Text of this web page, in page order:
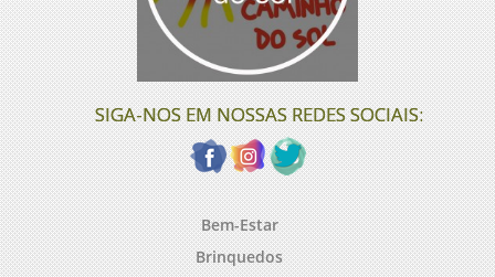
SIGA-NOS EM NOSSAS REDES SOCIAIS:
Bem-Estar
Brinquedos